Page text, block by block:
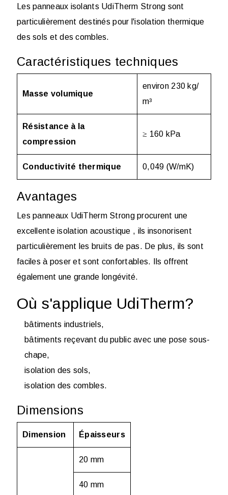
Les panneaux isolants UdiTherm Strong sont
particulièrement destinés pour l'isolation thermique
des sols et des combles.
Caractéristiques techniques
Masse volumique
environ 230 kg/
m³
Résistance à la
compression
≥ 160 kPa
Conductivité thermique 0,049 (W/mK)
Avantages
Les panneaux UdiTherm Strong procurent une
excellente isolation acoustique , ils insonorisent
particulièrement les bruits de pas. De plus, ils sont
faciles à poser et sont confortables. Ils offrent
également une grande longévité.
Où s'applique UdiTherm?
bâtiments industriels,
bâtiments reçevant du public avec une pose sous-
chape,
isolation des sols,
isolation des combles.
Dimensions
Dimension Épaisseurs
20 mm
40 mm